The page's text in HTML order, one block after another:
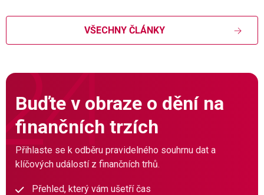
VŠECHNY ČLÁNKY
Buďte v obraze o dění na
finančních trzích
Přihlaste se k odběru pravidelného souhrnu dat a
klíčových událostí z finančních trhů.
Přehled, který vám ušetří čas